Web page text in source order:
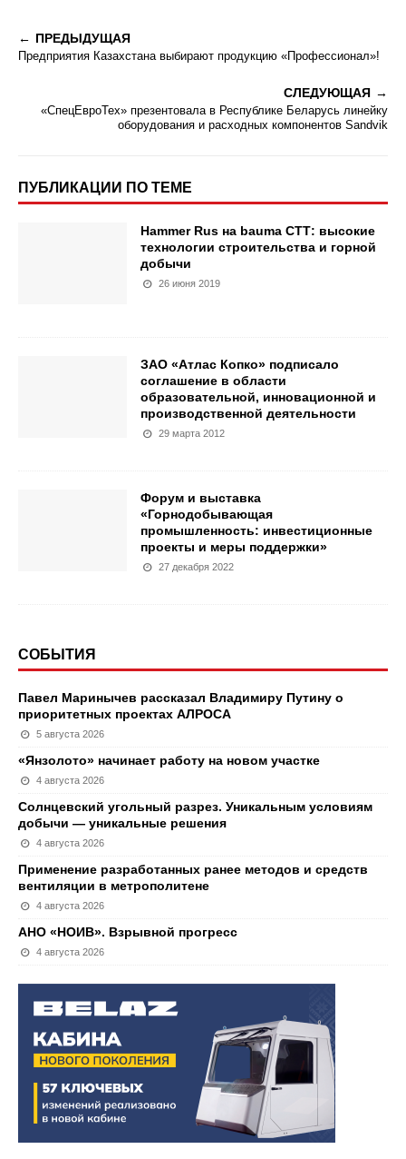
ПРЕДЫДУЩАЯ
Предприятия Казахстана выбирают продукцию «Профессионал»!
СЛЕДУЮЩАЯ
«СпецЕвроТех» презентовала в Республике Беларусь линейку
оборудования и расходных компонентов Sandvik
ПУБЛИКАЦИИ ПО ТЕМЕ
Hammer Rus на bauma СТТ: высокие
технологии строительства и горной
добычи
26 июня 2019
ЗАО «Атлас Копко» подписало
соглашение в области
образовательной, инновационной и
производственной деятельности
29 марта 2012
Форум и выставка
«Горнодобывающая
промышленность: инвестиционные
проекты и меры поддержки»
27 декабря 2022
СОБЫТИЯ
Павел Маринычев рассказал Владимиру Путину о
приоритетных проектах АЛРОСА
5 августа 2026
«Янзолото» начинает работу на новом участке
4 августа 2026
Солнцевский угольный разрез. Уникальным условиям
добычи — уникальные решения
4 августа 2026
Применение разработанных ранее методов и средств
вентиляции в метрополитене
4 августа 2026
АНО «НОИВ». Взрывной прогресс
4 августа 2026